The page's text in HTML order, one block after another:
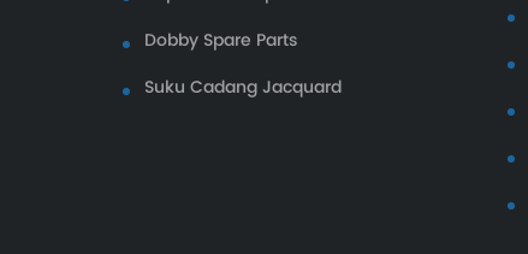
Dobby Spare Parts
Suku Cadang Jacquard